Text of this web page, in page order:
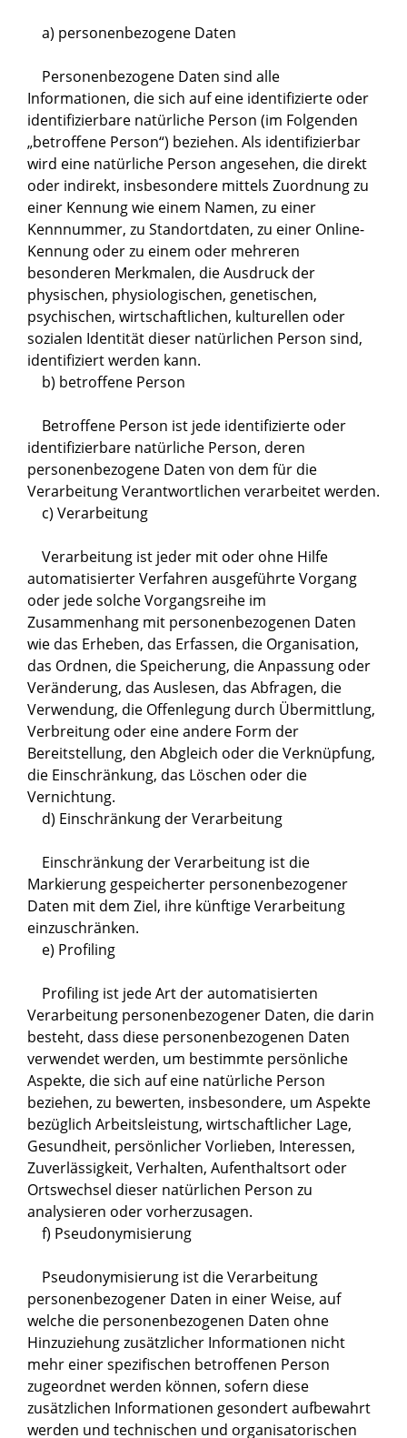
a) personenbezogene Daten
Personenbezogene Daten sind alle
Informationen, die sich auf eine identifizierte oder
identifizierbare natürliche Person (im Folgenden
„betroffene Person“) beziehen. Als identifizierbar
wird eine natürliche Person angesehen, die direkt
oder indirekt, insbesondere mittels Zuordnung zu
einer Kennung wie einem Namen, zu einer
Kennnummer, zu Standortdaten, zu einer Online-
Kennung oder zu einem oder mehreren
besonderen Merkmalen, die Ausdruck der
physischen, physiologischen, genetischen,
psychischen, wirtschaftlichen, kulturellen oder
sozialen Identität dieser natürlichen Person sind,
identifiziert werden kann.
b) betroffene Person
Betroffene Person ist jede identifizierte oder
identifizierbare natürliche Person, deren
personenbezogene Daten von dem für die
Verarbeitung Verantwortlichen verarbeitet werden.
c) Verarbeitung
Verarbeitung ist jeder mit oder ohne Hilfe
automatisierter Verfahren ausgeführte Vorgang
oder jede solche Vorgangsreihe im
Zusammenhang mit personenbezogenen Daten
wie das Erheben, das Erfassen, die Organisation,
das Ordnen, die Speicherung, die Anpassung oder
Veränderung, das Auslesen, das Abfragen, die
Verwendung, die Offenlegung durch Übermittlung,
Verbreitung oder eine andere Form der
Bereitstellung, den Abgleich oder die Verknüpfung,
die Einschränkung, das Löschen oder die
Vernichtung.
d) Einschränkung der Verarbeitung
Einschränkung der Verarbeitung ist die
Markierung gespeicherter personenbezogener
Daten mit dem Ziel, ihre künftige Verarbeitung
einzuschränken.
e) Profiling
Profiling ist jede Art der automatisierten
Verarbeitung personenbezogener Daten, die darin
besteht, dass diese personenbezogenen Daten
verwendet werden, um bestimmte persönliche
Aspekte, die sich auf eine natürliche Person
beziehen, zu bewerten, insbesondere, um Aspekte
bezüglich Arbeitsleistung, wirtschaftlicher Lage,
Gesundheit, persönlicher Vorlieben, Interessen,
Zuverlässigkeit, Verhalten, Aufenthaltsort oder
Ortswechsel dieser natürlichen Person zu
analysieren oder vorherzusagen.
f) Pseudonymisierung
Pseudonymisierung ist die Verarbeitung
personenbezogener Daten in einer Weise, auf
welche die personenbezogenen Daten ohne
Hinzuziehung zusätzlicher Informationen nicht
mehr einer spezifischen betroffenen Person
zugeordnet werden können, sofern diese
zusätzlichen Informationen gesondert aufbewahrt
werden und technischen und organisatorischen